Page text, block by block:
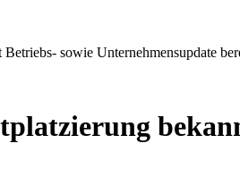
sowie Unternehmensupdate